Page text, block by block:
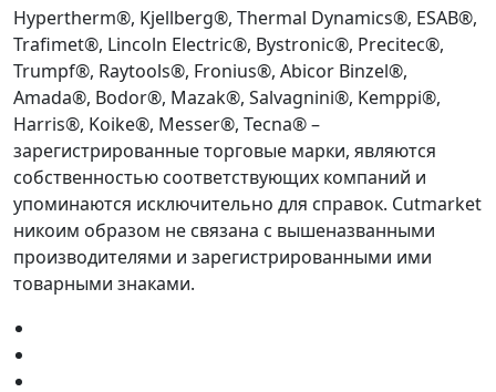
Hypertherm®, Kjellberg®, Thermal Dynamics®, ESAB®,
Trafimet®, Lincoln Electric®, Bystronic®, Precitec®,
Trumpf®, Raytools®, Fronius®, Abicor Binzel®,
Amada®, Bodor®, Mazak®, Salvagnini®, Kemppi®,
Harris®, Koike®, Messer®, Tecna® –
зарегистрированные торговые марки, являются
собственностью соответствующих компаний и
упоминаются исключительно для справок. Cutmarket
никоим образом не связана с вышеназванными
производителями и зарегистрированными ими
товарными знаками.